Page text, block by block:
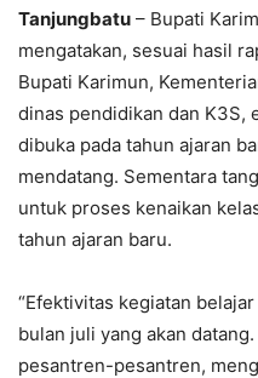
Tanjungbatu – Bupati
mengatakan, sesuai hasil
Bupati Karimun,
dinas pendidikan dan K3S,
dibuka pada tahun ajaran
mendatang. Sementara
untuk proses kenaikan
tahun ajaran baru.
“Efektivitas kegiatan
bulan juli yang akan
pesantren-pesantren,